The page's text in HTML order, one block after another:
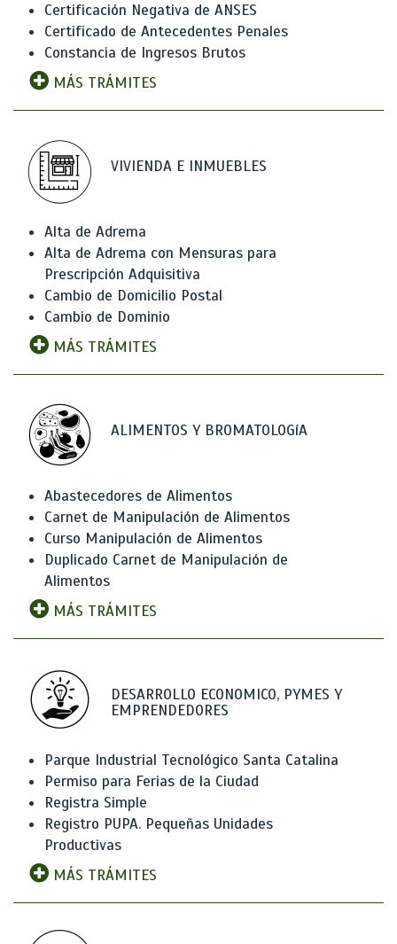
Certificación Negativa de ANSES
Certificado de Antecedentes Penales
Constancia de Ingresos Brutos
MÁS TRÁMITES
VIVIENDA E INMUEBLES
Alta de Adrema
Alta de Adrema con Mensuras para
Prescripción Adquisitiva
Cambio de Domicilio Postal
Cambio de Dominio
MÁS TRÁMITES
ALIMENTOS Y BROMATOLOGíA
Abastecedores de Alimentos
Carnet de Manipulación de Alimentos
Curso Manipulación de Alimentos
Duplicado Carnet de Manipulación de
Alimentos
MÁS TRÁMITES
DESARROLLO ECONOMICO, PYMES Y
EMPRENDEDORES
Parque Industrial Tecnológico Santa Catalina
Permiso para Ferias de la Ciudad
Registra Simple
Registro PUPA. Pequeñas Unidades
Productivas
MÁS TRÁMITES